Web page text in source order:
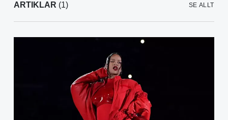
ARTIKLAR (1) SE ALLT